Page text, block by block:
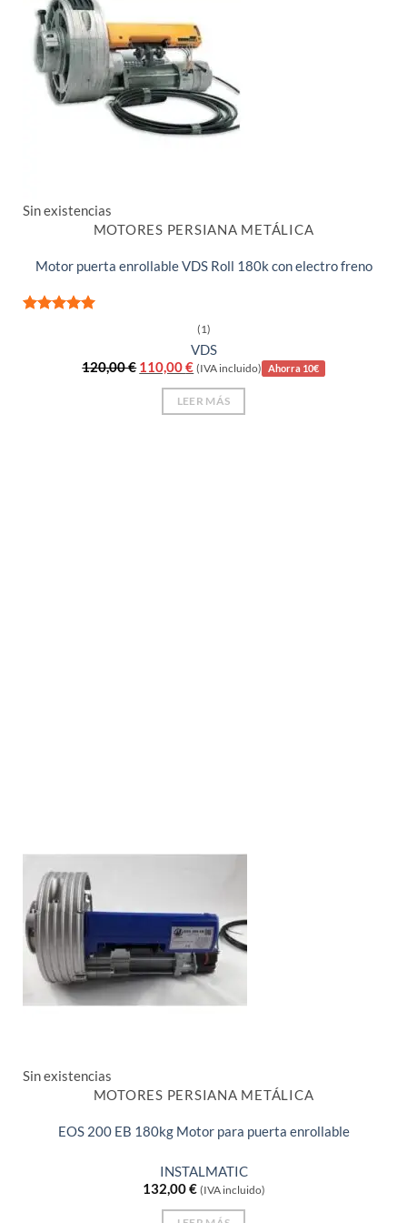
Sin existencias
MOTORES PERSIANA METÁLICA
Motor puerta enrollable VDS Roll 180k con electro freno
(1)
VDS
120,00€ El
precio
original
120,00 €.
110,00€El
precio
actual
es:
110,00 €.
(IVA incluido) Ahorra 10€
LEER MÁS
Sin existencias
MOTORES PERSIANA METÁLICA
EOS 200 EB 180kg Motor para puerta enrollable
INSTALMATIC
132,00€ (IVA incluido)